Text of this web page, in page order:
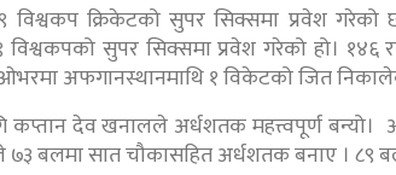
क्रिकेटको सुपर सिक्समा प्रवेश गरेको
विश्वकपको सुपर सिक्समा प्रवेश गरेको हो।
अफगानस्थानमाथि १ विकेटको जित
कप्तान देव खनालले अर्धशतक महत्त्वपूर्ण बन्यो।
बलमा सात चौकासहित अर्धशतक बनाए । ८९